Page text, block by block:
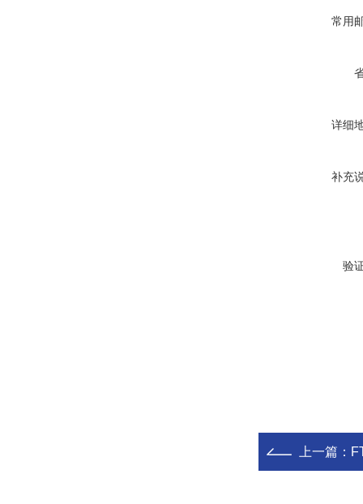
常用
详细
补充
验
上一篇：